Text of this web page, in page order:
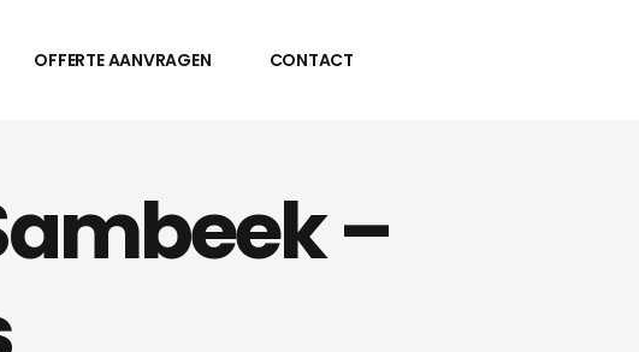
OFFERTE AANVRAGEN CONTACT
–